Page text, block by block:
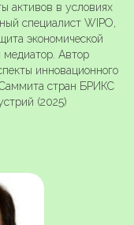
активов в условиях
специалист WIPO,
экономической
медиатор. Автор
инновационного
стран БРИКС
(2025)